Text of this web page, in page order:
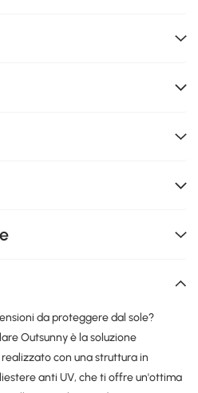
da proteggere dal sole?
Outsunny è la soluzione
con una struttura in
anti UV, che ti offre un'ottima